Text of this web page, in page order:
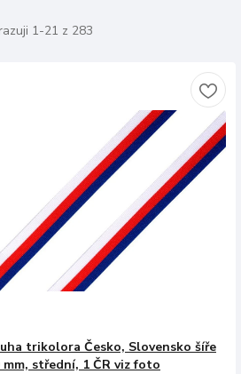
1-21 z 283
trikolora Česko, Slovensko šíře
mm, střední, 1 ČR viz foto